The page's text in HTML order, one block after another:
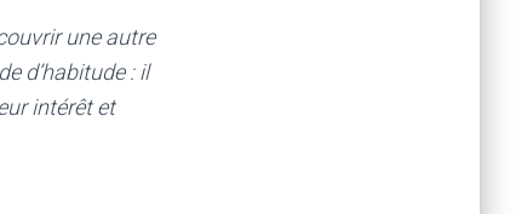
une autre
d’habitude : il
intérêt et